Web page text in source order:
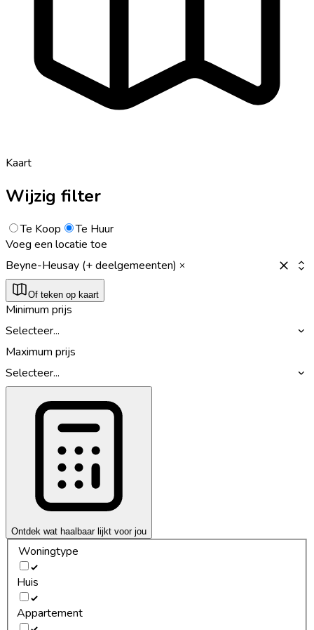
Kaart
Wijzig filter
Te Koop
Te Huur
Voeg een locatie toe
Beyne-Heusay (+ deelgemeenten)
Of teken op kaart
Minimum prijs
Selecteer...
Maximum prijs
Selecteer...
Ontdek wat haalbaar lijkt voor jou
Woningtype
Huis
Appartement